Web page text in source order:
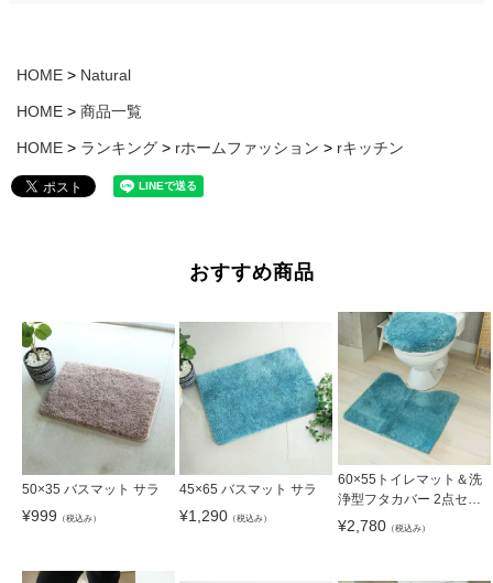
HOME Natural
HOME 商品一覧
HOME ランキング rホームファッション rキッチン
おすすめ商品
50×35 バスマット サラ
¥999 （税込み）
45×65 バスマット サラ
¥1,290 （税込み）
60×55トイレマット＆洗
浄型フタカバー 2点セッ
ト サラ
¥2,780（税込み）